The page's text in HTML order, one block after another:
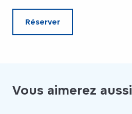
Réserver
Vous aimerez aussi